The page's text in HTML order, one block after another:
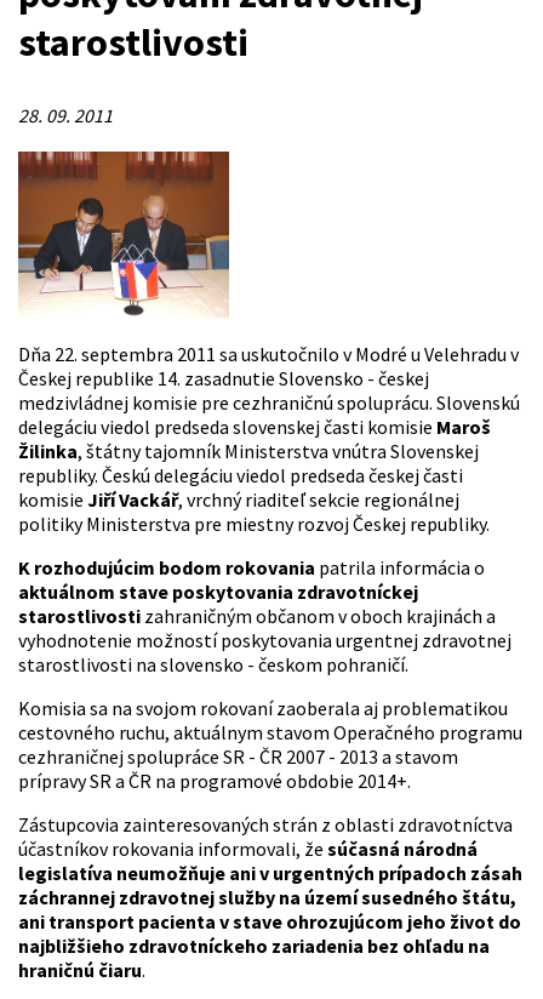
starostlivosti
28. 09. 2011
Dňa 22. septembra 2011 sa uskutočnilo v Modré u Velehradu v
Českej republike 14. zasadnutie Slovensko - českej
medzivládnej komisie pre cezhraničnú spoluprácu. Slovenskú
delegáciu viedol predseda slovenskej časti komisie Maroš
Žilinka, štátny tajomník Ministerstva vnútra Slovenskej
republiky. Českú delegáciu viedol predseda českej časti
komisie Jiří Vackář, vrchný riaditeľ sekcie regionálnej
politiky Ministerstva pre miestny rozvoj Českej republiky.
K rozhodujúcim bodom rokovania patrila informácia o
aktuálnom stave poskytovania zdravotníckej
starostlivosti zahraničným občanom v oboch krajinách a
vyhodnotenie možností poskytovania urgentnej zdravotnej
starostlivosti na slovensko - českom pohraničí.
Komisia sa na svojom rokovaní zaoberala aj problematikou
cestovného ruchu, aktuálnym stavom Operačného programu
cezhraničnej spolupráce SR - ČR 2007 - 2013 a stavom
prípravy SR a ČR na programové obdobie 2014+.
Zástupcovia zainteresovaných strán z oblasti zdravotníctva
účastníkov rokovania informovali, že súčasná národná
legislatíva neumožňuje ani v urgentných prípadoch zásah
záchrannej zdravotnej služby na území susedného štátu,
ani transport pacienta v stave ohrozujúcom jeho život do
najbližšieho zdravotníckeho zariadenia bez ohľadu na
hraničnú čiaru.